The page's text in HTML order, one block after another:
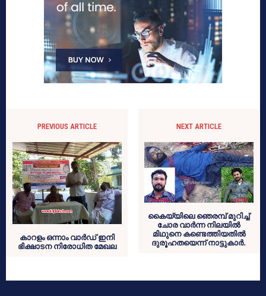
PREVIOUS ARTICLE
കാറളം ഒന്നാം വാര്‍ഡ് ഇനി
ഭിക്ഷാടന നിരോധിത മേഖല
NEXT ARTICLE
കൈയ്യിലെ ഞെരമ്പ് മുറിച്ച്
ചോര വാര്‍ന്ന നിലയില്‍
മിഥുനെ കണ്ടെത്തിയതില്‍
ദുരൂഹതയെന്ന് നാട്ടുകാര്‍.